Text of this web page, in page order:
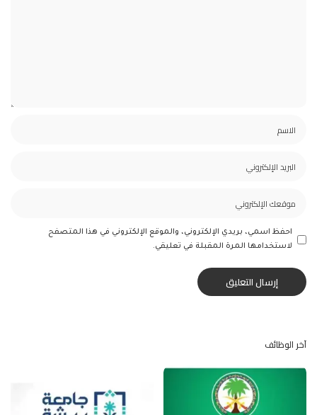
احفظ اسمي، بريدي الإلكتروني، والموقع الإلكتروني في هذا المتصفح
لاستخدامها المرة المقبلة في تعليقي.
آخر الوظائف